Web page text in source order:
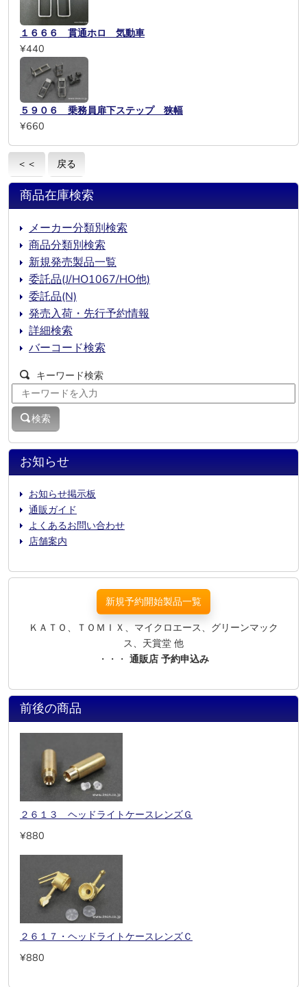
１６６６ 貫通ホロ 気動車
¥440
５９０６ 乗務員扉下ステップ 狭幅
¥660
＜＜ 戻る
お知らせ
お知らせ掲示板
通販ガイド
よくあるお問い合わせ
店舗案内
商品在庫検索
メーカー分類別検索
商品分類別検索
新規発売製品一覧
委託品(J/HO1067/HO他)
委託品(N)
発売入荷・先行予約情報
詳細検索
バーコード検索
キーワード検索
検索
新規予約開始製品一覧
ＫＡＴＯ、ＴＯＭＩＸ、マイクロエース、グリーンマック
ス、天賞堂 他
・・・ 通販店 予約申込み
前後の商品
２６１３ ヘッドライトケースレンズＧ
¥880
２６１７・ヘッドライトケースレンズＣ
¥880